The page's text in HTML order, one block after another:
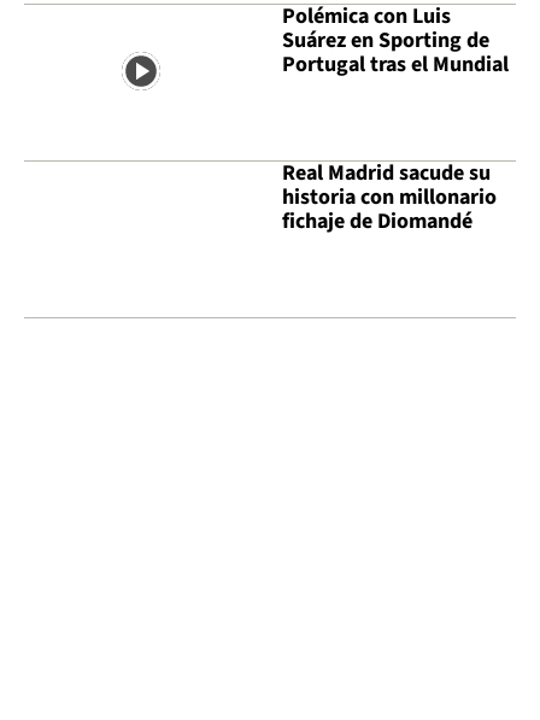
Polémica con Luis
Suárez en Sporting de
Portugal tras el Mundial
Real Madrid sacude su
historia con millonario
fichaje de Diomandé